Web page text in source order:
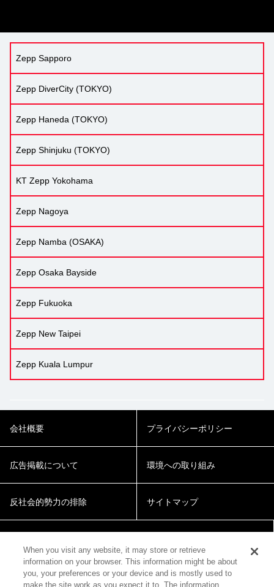
Zepp Sapporo
Zepp DiverCity (TOKYO)
Zepp Haneda (TOKYO)
Zepp Shinjuku (TOKYO)
KT Zepp Yokohama
Zepp Nagoya
Zepp Namba (OSAKA)
Zepp Osaka Bayside
Zepp Fukuoka
Zepp New Taipei
Zepp Kuala Lumpur
会社概要 プライバシーポリシー
広告掲載について 環境への取り組み
反社会的勢力の排除 サイトマップ
When you visit any website, it may store or retrieve
information on your browser. This information might be about
you, your preferences or your device and is mostly used to
make the site work as you expect it to. The information